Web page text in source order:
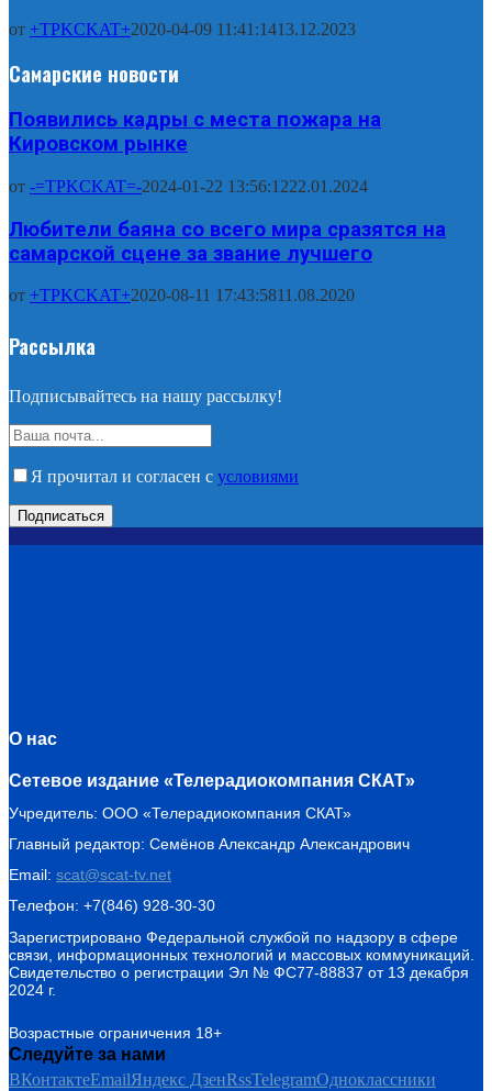
от +TPKCKAT+2020-04-09 11:41:1413.12.2023
Самарские новости
Появились кадры с места пожара на
Кировском рынке
от -=TPKCKAT=-2024-01-22 13:56:1222.01.2024
Любители баяна со всего мира сразятся на
самарской сцене за звание лучшего
от +TPKCKAT+2020-08-11 17:43:5811.08.2020
Рассылка
Подписывайтесь на нашу рассылку!
Я прочитал и согласен с условиями
О нас
Сетевое издание «Телерадиокомпания СКАТ»
Учредитель: ООО «Телерадиокомпания СКАТ»
Главный редактор: Семёнов Александр Александрович
Email: scat@scat-tv.net
Телефон: +7(846) 928-30-30
Зарегистрировано Федеральной службой по надзору в сфере
связи, информационных технологий и массовых коммуникаций.
Свидетельство о регистрации Эл № ФС77-88837 от 13 декабря
2024 г.
Возрастные ограничения 18+
Следуйте за нами
ВКонтактеEmailЯндекс ДзенRssTelegramОдноклассники